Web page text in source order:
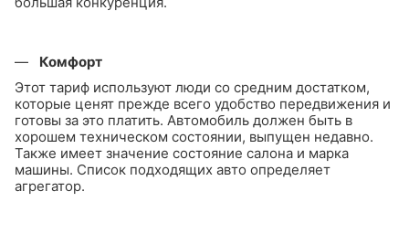
Комфорт
Этот тариф используют люди со средним достатком,
которые ценят прежде всего удобство передвижения и
готовы за это платить. Автомобиль должен быть в
хорошем техническом состоянии, выпущен недавно.
Также имеет значение состояние салона и марка
машины. Список подходящих авто определяет
агрегатор.